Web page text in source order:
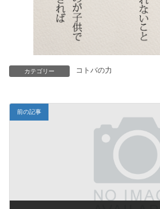
カテゴリー コトバの力
前の記事